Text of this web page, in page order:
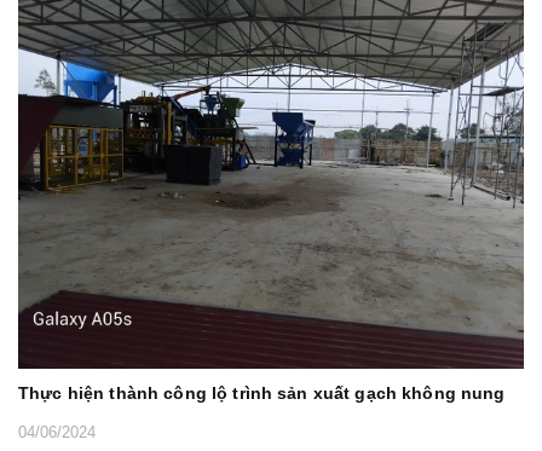
Thực hiện thành công lộ trình sản xuất gạch không nung
04/06/2024